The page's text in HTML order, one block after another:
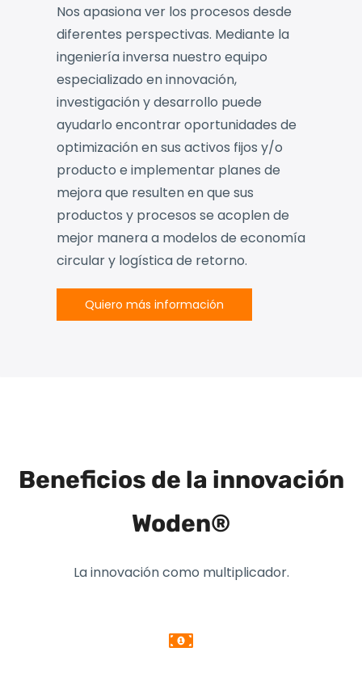
Nos apasiona ver los procesos desde
diferentes perspectivas. Mediante la
ingeniería inversa nuestro equipo
especializado en innovación,
investigación y desarrollo puede
ayudarlo encontrar oportunidades de
optimización en sus activos fijos y/o
producto e implementar planes de
mejora que resulten en que sus
productos y procesos se acoplen de
mejor manera a modelos de economía
circular y logística de retorno.
Quiero más información
Beneficios de la innovación
Woden®
La innovación como multiplicador.